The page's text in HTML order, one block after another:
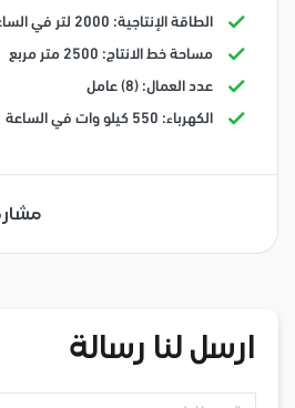
الطاقة الإنتاجية: 2000 لتر في الساعة
مساحة خط الانتاج: 2500 متر مربع
عدد العمال: (8) عامل
الكهرباء: 550 كيلو وات في الساعة
ارسل لنا رسالة